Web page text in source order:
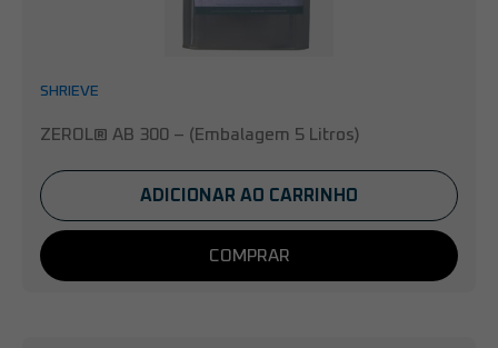
SHRIEVE
ZEROL® AB 300 – (Embalagem 5 Litros)
ADICIONAR AO CARRINHO
COMPRAR